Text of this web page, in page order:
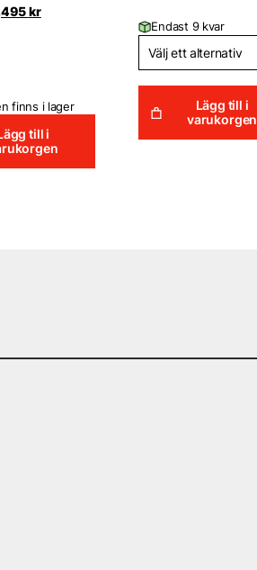
krDet
finns i lager
till i
Endast 9 kvar
Lägg till i
varukorgen